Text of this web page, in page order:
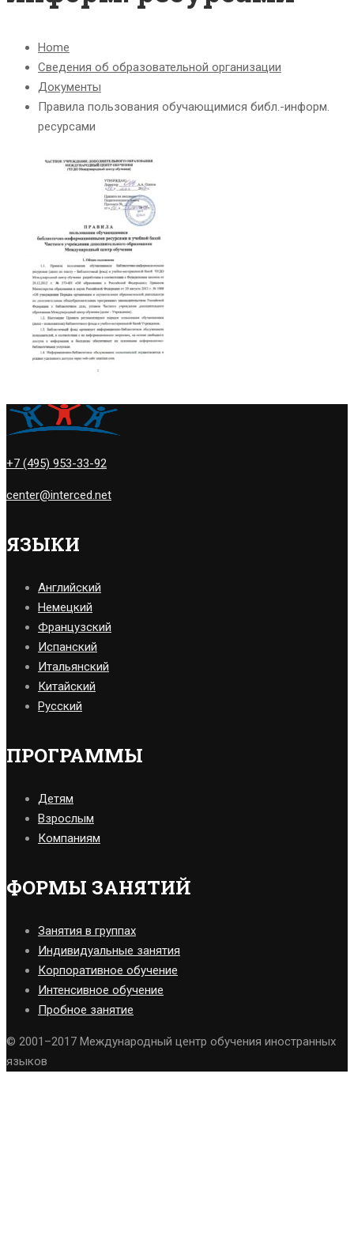
Home
Сведения об образовательной организации
Документы
Правила пользования обучающимися библ.-информ.
ресурсами
+7 (495) 953-33-92
center@interced.net
ЯЗЫКИ
Английский
Немецкий
Французский
Испанский
Итальянский
Китайский
Русский
ПРОГРАММЫ
Детям
Взрослым
Компаниям
ФОРМЫ ЗАНЯТИЙ
Занятия в группах
Индивидуальные занятия
Корпоративное обучение
Интенсивное обучение
Пробное занятие
© 2001–2017 Международный центр обучения иностранных
языков